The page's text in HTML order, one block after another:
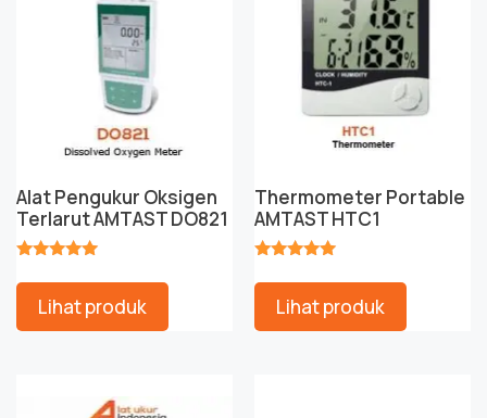
Alat Pengukur Oksigen
Terlarut AMTAST DO821
Lihat produk
Thermometer Portable
AMTAST HTC1
Lihat produk